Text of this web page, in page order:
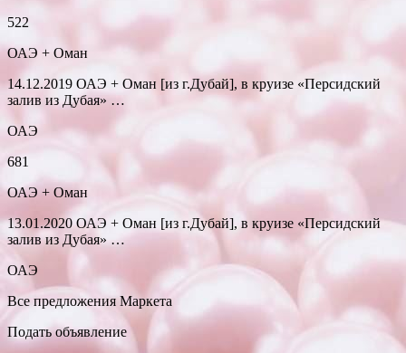
522
ОАЭ + Оман
14.12.2019 ОАЭ + Оман [из г.Дубай], в круизе «Персидский
залив из Дубая» …
ОАЭ
681
ОАЭ + Оман
13.01.2020 ОАЭ + Оман [из г.Дубай], в круизе «Персидский
залив из Дубая» …
ОАЭ
Все предложения Маркета
Подать объявление